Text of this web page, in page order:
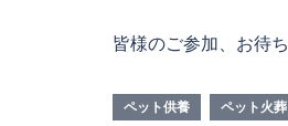
皆様のご参加、お待
ペット供養 ペット火葬